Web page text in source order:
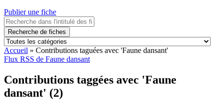
Publier une fiche
Recherche de fiches
Accueil » Contributions taguées avec 'Faune dansant'
Flux RSS de Faune dansant
Contributions taggées avec 'Faune
dansant' (2)